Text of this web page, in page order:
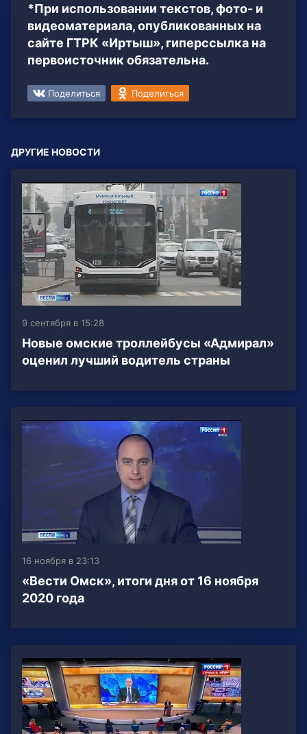
*При использовании текстов, фото- и
видеоматериала, опубликованных на
сайте ГТРК «Иртыш», гиперссылка на
первоисточник обязательна.
Поделиться Поделиться
ДРУГИЕ НОВОСТИ
9 сентября в 15:28
Новые омские троллейбусы «Адмирал»
оценил лучший водитель страны
16 ноября в 23:13
«Вести Омск», итоги дня от 16 ноября
2020 года